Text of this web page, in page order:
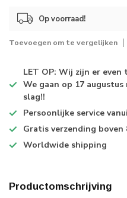
Op voorraad!
Toevoegen om te vergelijken
LET OP: Wij zijn er
We gaan op 17
slag!!
Persoonlijke service
Gratis verzending boven
Worldwide shipping
Productomschrijving